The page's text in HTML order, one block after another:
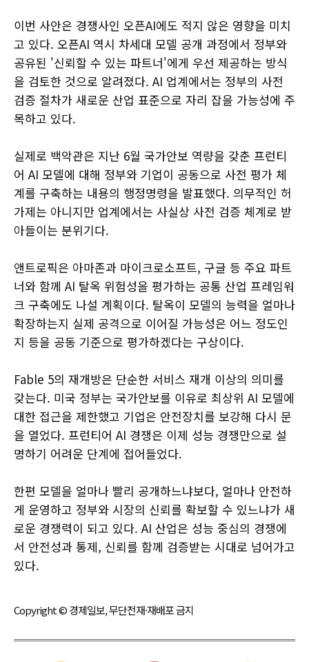
이번 사안은 경쟁사인 오픈AI에도 적지 않은 영향을 미치
고 있다. 오픈AI 역시 차세대 모델 공개 과정에서 정부와
공유된 '신뢰할 수 있는 파트너'에게 우선 제공하는 방식
을 검토한 것으로 알려졌다. AI 업계에서는 정부의 사전
검증 절차가 새로운 산업 표준으로 자리 잡을 가능성에 주
목하고 있다.
실제로 백악관은 지난 6월 국가안보 역량을 갖춘 프런티
어 AI 모델에 대해 정부와 기업이 공동으로 사전 평가 체
계를 구축하는 내용의 행정명령을 발표했다. 의무적인 허
가제는 아니지만 업계에서는 사실상 사전 검증 체계로 받
아들이는 분위기다.
앤트로픽은 아마존과 마이크로소프트, 구글 등 주요 파트
너와 함께 AI 탈옥 위험성을 평가하는 공통 산업 프레임워
크 구축에도 나설 계획이다. 탈옥이 모델의 능력을 얼마나
확장하는지 실제 공격으로 이어질 가능성은 어느 정도인
지 등을 공동 기준으로 평가하겠다는 구상이다.
Fable 5의 재개방은 단순한 서비스 재개 이상의 의미를
갖는다. 미국 정부는 국가안보를 이유로 최상위 AI 모델에
대한 접근을 제한했고 기업은 안전장치를 보강해 다시 문
을 열었다. 프런티어 AI 경쟁은 이제 성능 경쟁만으로 설
명하기 어려운 단계에 접어들었다.
한편 모델을 얼마나 빨리 공개하느냐보다, 얼마나 안전하
게 운영하고 정부와 시장의 신뢰를 확보할 수 있느냐가 새
로운 경쟁력이 되고 있다. AI 산업은 성능 중심의 경쟁에
서 안전성과 통제, 신뢰를 함께 검증받는 시대로 넘어가고
있다.
Copyright © 경제일보, 무단전재·재배포 금지